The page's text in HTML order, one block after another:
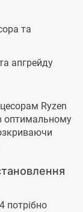
та
апгрейду
Ryzen
оптимальному
потрібно